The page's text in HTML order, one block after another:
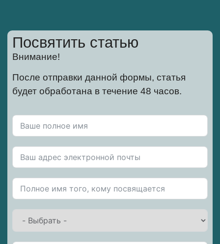
Посвятить статью
Внимание!
После отправки данной формы, статья
будет обработана в течение 48 часов.